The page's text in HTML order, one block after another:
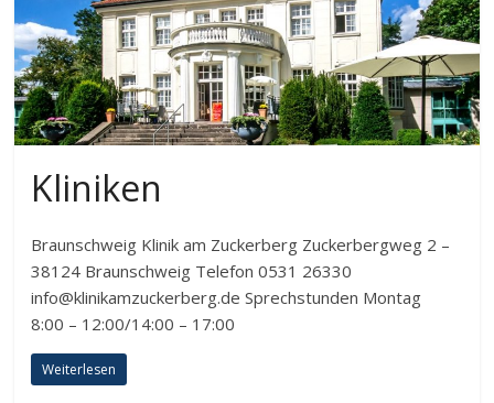
Kliniken
Braunschweig Klinik am Zuckerberg Zuckerbergweg 2 –
38124 Braunschweig Telefon 0531 26330
info@klinikamzuckerberg.de Sprechstunden Montag
8:00 – 12:00/14:00 – 17:00
Weiterlesen